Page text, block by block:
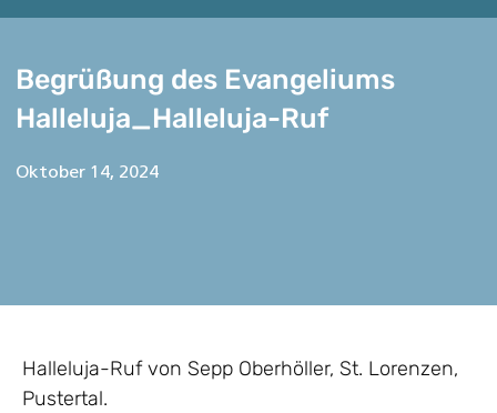
Begrüßung des Evangeliums
Halleluja_Halleluja-Ruf
Oktober 14, 2024
Halleluja-Ruf von Sepp Oberhöller, St. Lorenzen,
Pustertal.